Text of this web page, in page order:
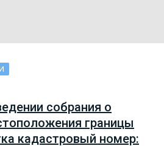
собрания о
границы
кадастровый номер: